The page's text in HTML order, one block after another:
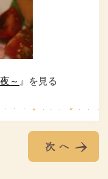
～ 』を見る